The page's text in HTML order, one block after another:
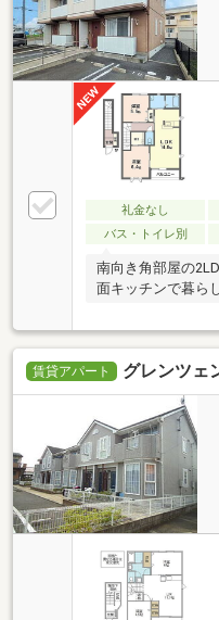
礼金なし
バス・トイレ別
南向き角部屋の
面キッチンで暮ら
賃貸アパート グレンツェ